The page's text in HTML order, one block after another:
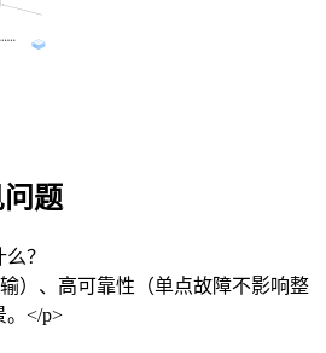
题
？
）、高可靠性（单点故障不影响整
。</p>